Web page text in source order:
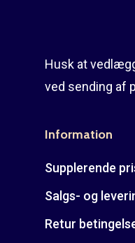
Husk at
ved sending af
Information
Supplerende
Salgs- og
Retur